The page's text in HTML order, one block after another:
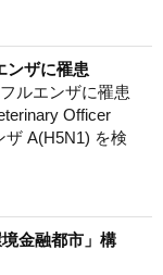
ンザに罹患
ルエンザに罹患
Officer
A(H5N1) を検
金融都市」構